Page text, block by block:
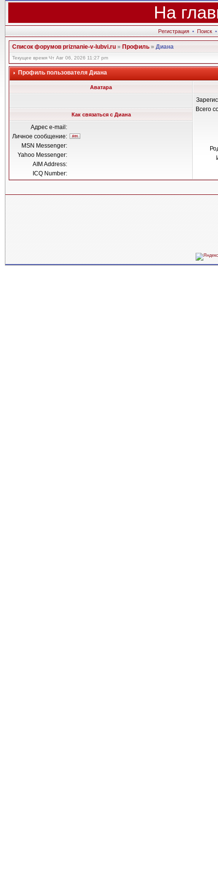
На
Регистрация • Поиск •
Список форумов priznanie-v-lubvi.ru»Профиль»Диана
Текущее время Чт Авг 06, 2026 11:27 pm
Профиль пользователя Диана
Аватара
Всего
Как связаться с Диана
Адрес e-mail:
Личное сообщение:
MSN Messenger:
Yahoo Messenger:
AIM Address:
ICQ Number: